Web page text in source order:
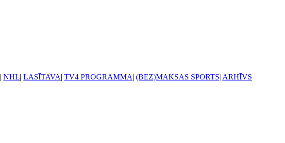
| NHL| LASĪTAVA| TV4 PROGRAMMA| (BEZ)MAKSAS SPORTS| ARHĪVS